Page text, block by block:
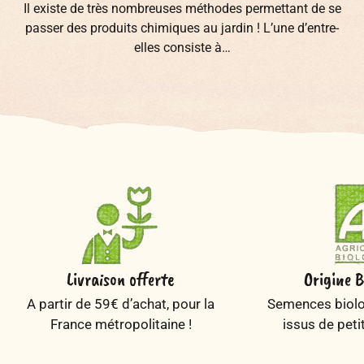
Il existe de très nombreuses méthodes permettant de se
passer des produits chimiques au jardin ! L’une d’entre-
elles consiste à…
Livraison offerte
A partir de 59€ d’achat, pour la
France métropolitaine !
Origine
Semences
issus de